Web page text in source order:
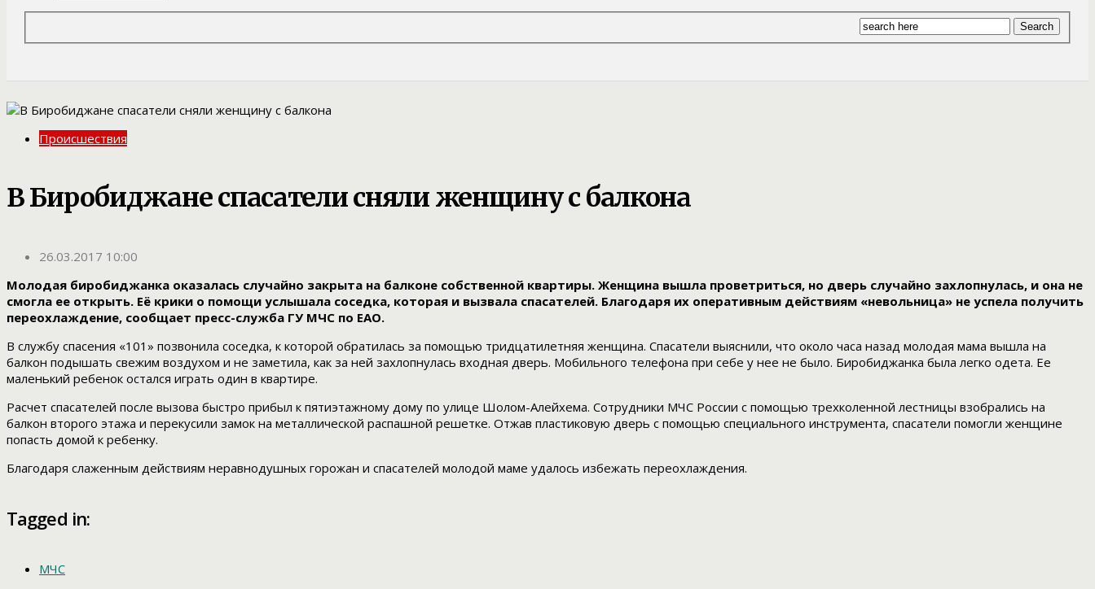
Происшествия
В Биробиджане спасатели сняли женщину с балкона
26.03.2017 10:00
Молодая биробиджанка оказалась случайно закрыта на балконе собственной квартиры. Женщина вышла проветриться, но дверь случайно захлопнулась, и она не
смогла ее открыть. Её крики о помощи услышала соседка, которая и вызвала спасателей. Благодаря их оперативным действиям «невольница» не успела получить
переохлаждение, сообщает пресс-служба ГУ МЧС по ЕАО.
В службу спасения «101» позвонила соседка, к которой обратилась за помощью тридцатилетняя женщина. Спасатели выяснили, что около часа назад молодая мама вышла на
балкон подышать свежим воздухом и не заметила, как за ней захлопнулась входная дверь. Мобильного телефона при себе у нее не было. Биробиджанка была легко одета. Ее
маленький ребенок остался играть один в квартире.
Расчет спасателей после вызова быстро прибыл к пятиэтажному дому по улице Шолом-Алейхема. Сотрудники МЧС России с помощью трехколенной лестницы взобрались на
балкон второго этажа и перекусили замок на металлической распашной решетке. Отжав пластиковую дверь с помощью специального инструмента, спасатели помогли женщине
попасть домой к ребенку.
Благодаря слаженным действиям неравнодушных горожан и спасателей молодой маме удалось избежать переохлаждения.
Tagged in:
МЧС